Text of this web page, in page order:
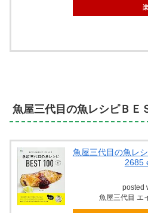
魚屋三代目の魚レシピＢＥ
魚屋三代目の魚レ
2685
posted
魚屋三代目 エ